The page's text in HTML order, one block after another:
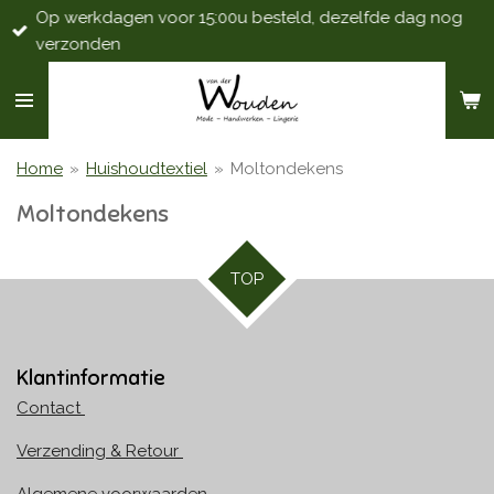
Ga
direct
de
Op werkdagen voor 15:00u besteld, dezelfde dag nog
verzonden
Home » Huishoudtextiel » Moltondekens
Moltondekens
TOP
Klantinformatie
Contact
Verzending & Retour